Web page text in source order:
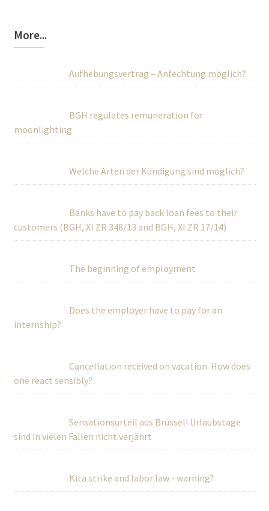
More...
Aufhebungsvertrag – Anfechtung möglich?
BGH regulates remuneration for
moonlighting
Welche Arten der Kündigung sind möglich?
Banks have to pay back loan fees to their
customers (BGH, XI ZR 348/13 and BGH, XI ZR 17/14)
The beginning of employment
Does the employer have to pay for an
internship?
Cancellation received on vacation. How does
one react sensibly?
Sensationsurteil aus Brüssel! Urlaubstage
sind in vielen Fällen nicht verjährt
Kita strike and labor law - warning?